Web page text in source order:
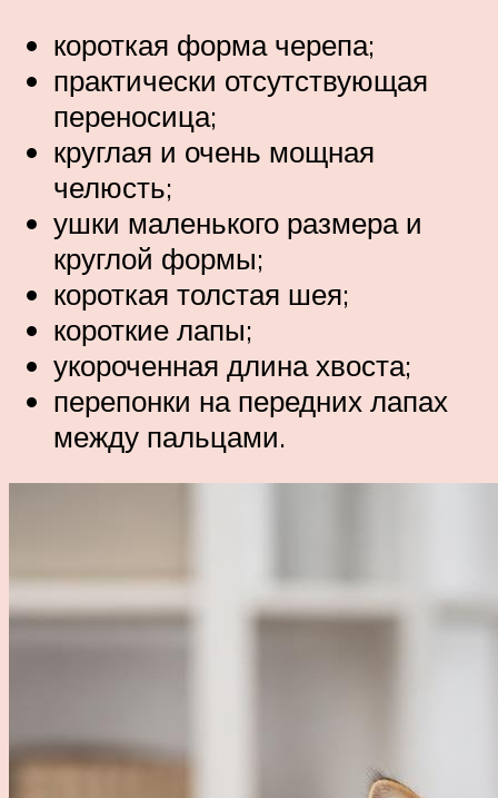
короткая форма черепа;
практически отсутствующая
переносица;
круглая и очень мощная
челюсть;
ушки маленького размера и
круглой формы;
короткая толстая шея;
короткие лапы;
укороченная длина хвоста;
перепонки на передних лапах
между пальцами.